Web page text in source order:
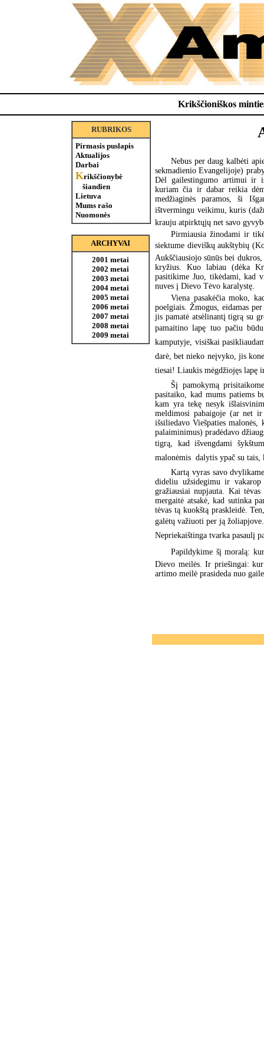
Krikščioniškos
RUBRIKOS
Pirmasis puslapis
Aktualijos
Darbai
Krikščionybė
šiandien
Lietuva
Mums rašo
Nuomonės
ARCHYVAI
2001 metai
2002 metai
2003 metai
2004 metai
2005 metai
2006 metai
2007 metai
2008 metai
2009 metai
Nebus per daug kalbėti
sekmadienio Evangelijoje)
Dėl gailestingumo artimui ir
kuriam čia ir dabar reikia
medžiaginės paramos, ši
ištvermingu veikimu, kuris
krauju atpirktųjų net savo
Pirmiausia žinodami ir
siektume dieviškų aukštybių
Aukščiausiojo sūnūs bei
kryžius. Kuo labiau (dėka
pasitikime Juo, tikėdami, kad
nuves į Dievo Tėvo karalystę.
Viena pasakėčia moko,
poelgiais. Žmogus, eidamas
jis pamatė atsėlinantį tigrą su
pamaitino lapę tuo pačiu
kamputyje, visiškai
darė, bet nieko neįvyko, jis
tiesai! Liaukis mėgdžiojęs lapę
Šį pamokymą
pasitaiko, kad mums patiems
kam yra tekę nesyk
meldimosi pabaigoje (ar net
išsiliedavo Viešpaties
palaiminimus) pradėdavo
tigrą, kad išvengdami
malonėmis  dalytis ypač su
Kartą vyras savo
dideliu užsidegimu ir
gražiausiai nupjauta. Kai
mergaitė atsakė, kad sutinka
tėvas tą kuokštą praskleidė.
galėtų važiuoti per ją žoliapjove.
Nepriekaištinga tvarka pasaulį
Papildykime šį moralą:
Dievo meilės. Ir priešingai:
artimo meilė prasideda nuo